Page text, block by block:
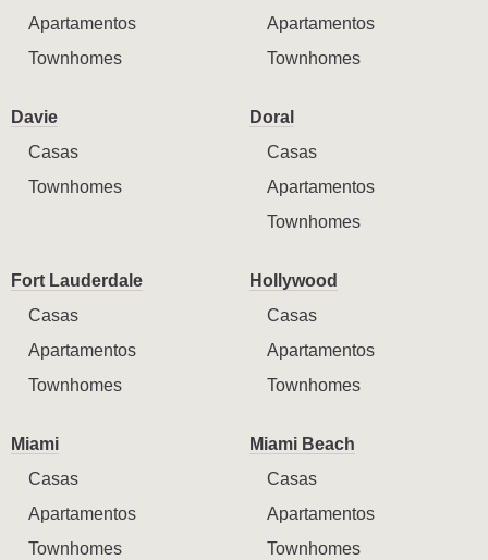
Apartamentos
Townhomes
Apartamentos
Townhomes
Davie
Casas
Townhomes
Doral
Casas
Apartamentos
Townhomes
Fort Lauderdale
Casas
Apartamentos
Townhomes
Hollywood
Casas
Apartamentos
Townhomes
Miami
Casas
Apartamentos
Townhomes
Miami Beach
Casas
Apartamentos
Townhomes